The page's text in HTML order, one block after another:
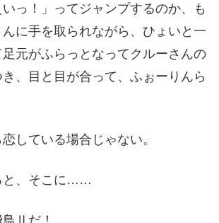
っ！」ってジャンプするのか、も
んに手を取られながら、ひょいと一
足元がふらっとなってクルーさんの
、目と目が合って、ふぉーりんら
している場合じゃない。
と、そこに……